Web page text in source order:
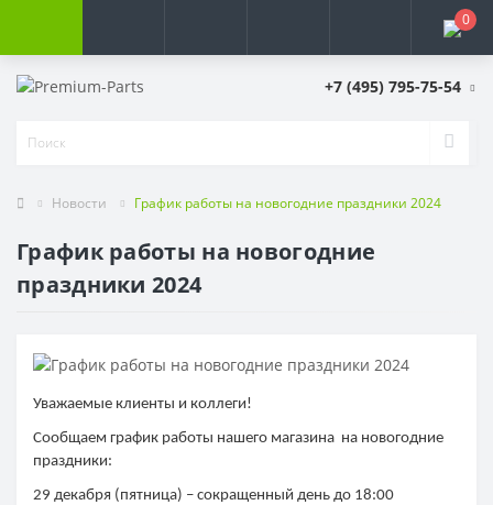
0
+7 (495) 795-75-54
Новости График работы на новогодние праздники 2024
График работы на новогодние
праздники 2024
Уважаемые клиенты и коллеги!
Сообщаем график работы нашего магазина на новогодние
праздники:
29 декабря (пятница) – сокращенный день до 18:00